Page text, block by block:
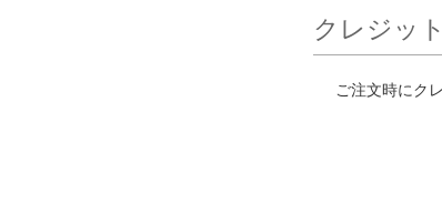
クレジッ
ご注文時にク